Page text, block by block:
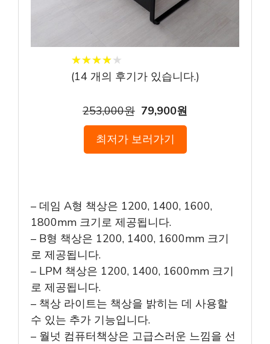
★★★★★
★★★★★
(14개의 후기가 있습니다.)
253,000원 79,900원
최저가 보러가기
– 데임 A형 책상은 1200, 1400, 1600,
1800mm 크기로 제공됩니다.
– B형 책상은 1200, 1400, 1600mm 크기
로 제공됩니다.
– LPM 책상은 1200, 1400, 1600mm 크기
로 제공됩니다.
– 책상 라이트는 책상을 밝히는 데 사용할
수 있는 추가 기능입니다.
– 월넛 컴퓨터책상은 고급스러운 느낌을 선